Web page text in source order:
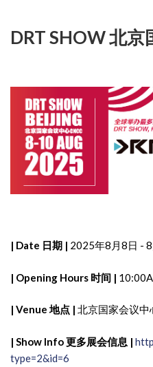
DRT SHOW 北
| Date 日期 | 2025年8月8日 -
| Opening Hours 时间 |
| Venue 地点 | 北京国家会议中
| Show Info 更多展会信息 |
type=2&id=6